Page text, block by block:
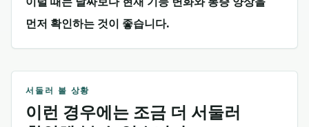
먼저 확인하는 것이 좋습니다.
서둘러 볼 상황
이런 경우에는 조금 더 서둘러